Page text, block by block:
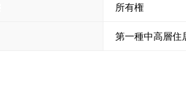
所有権
第一種中高層住